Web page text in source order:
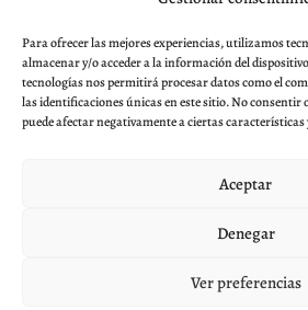
Para ofrecer las mejores experiencias, utilizamos
almacenar y/o acceder a la información del
tecnologías nos permitirá procesar datos como el
las identificaciones únicas en este sitio. No
puede afectar negativamente a ciertas
Aceptar
Denegar
Ver preferencias
© 2017 Real Academia de
Plaza Santa Ana 5-2ª 18010 Granada ·